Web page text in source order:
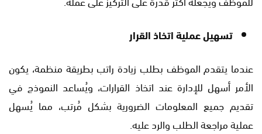
تسهيل عملية اتخاذ القرار
عندما يتقدم الموظف بطلب زيادة راتب بطريقة منظمة، يكون
الأمر أسهل للإدارة عند اتخاذ القرارات، ويُساعد النموذج في
تقديم جميع المعلومات الضرورية بشكل مُرتب، مما يُسهل
عملية مراجعة الطلب والرد عليه.